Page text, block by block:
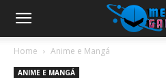
Home Anime e Mangá
ANIME E MANGÁ